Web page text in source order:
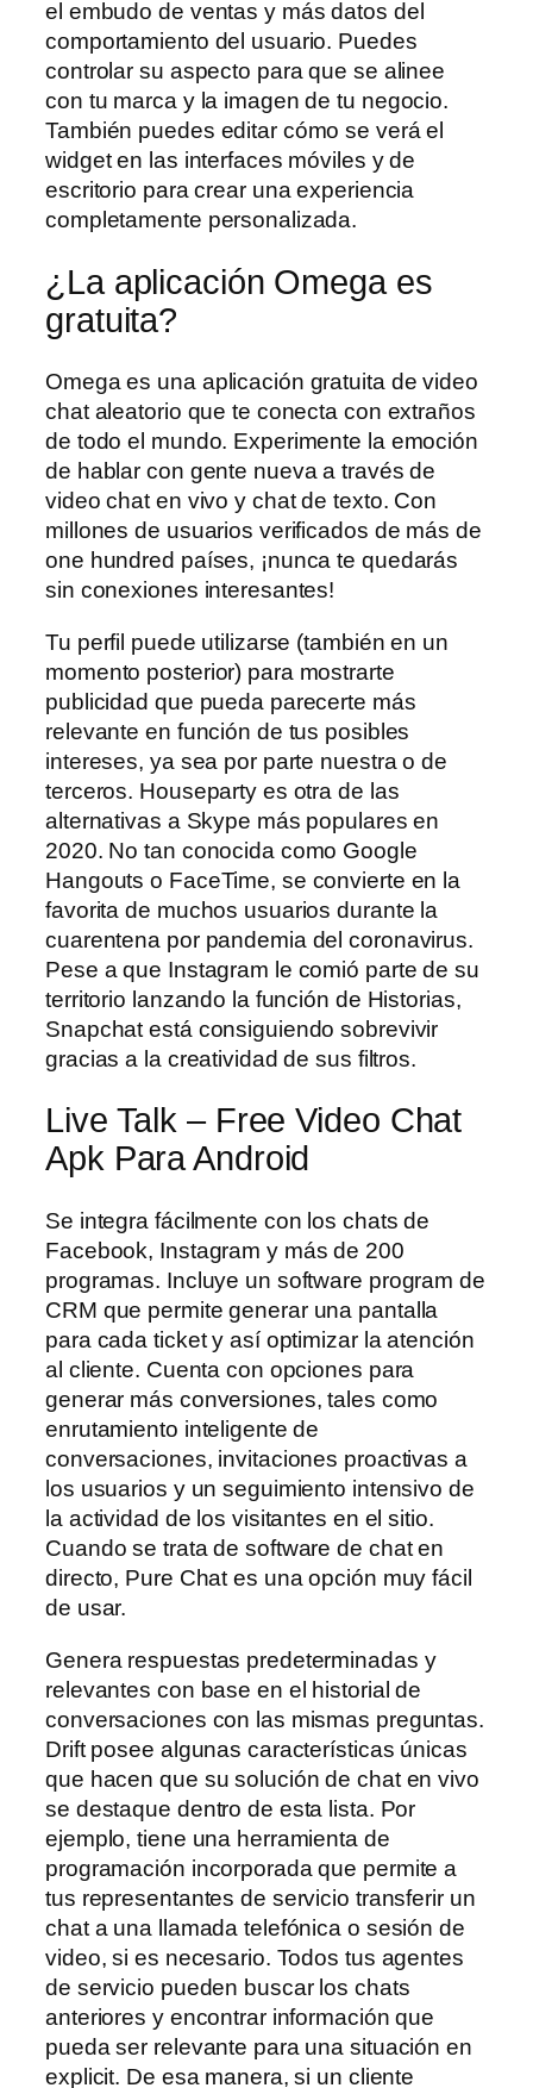
el embudo de ventas y más datos del
comportamiento del usuario. Puedes
controlar su aspecto para que se alinee
con tu marca y la imagen de tu negocio.
También puedes editar cómo se verá el
widget en las interfaces móviles y de
escritorio para crear una experiencia
completamente personalizada.
¿La aplicación Omega es
gratuita?
Omega es una aplicación gratuita de video
chat aleatorio que te conecta con extraños
de todo el mundo. Experimente la emoción
de hablar con gente nueva a través de
video chat en vivo y chat de texto. Con
millones de usuarios verificados de más de
one hundred países, ¡nunca te quedarás
sin conexiones interesantes!
Tu perfil puede utilizarse (también en un
momento posterior) para mostrarte
publicidad que pueda parecerte más
relevante en función de tus posibles
intereses, ya sea por parte nuestra o de
terceros. Houseparty es otra de las
alternativas a Skype más populares en
2020. No tan conocida como Google
Hangouts o FaceTime, se convierte en la
favorita de muchos usuarios durante la
cuarentena por pandemia del coronavirus.
Pese a que Instagram le comió parte de su
territorio lanzando la función de Historias,
Snapchat está consiguiendo sobrevivir
gracias a la creatividad de sus filtros.
Live Talk – Free Video Chat
Apk Para Android
Se integra fácilmente con los chats de
Facebook, Instagram y más de 200
programas. Incluye un software program de
CRM que permite generar una pantalla
para cada ticket y así optimizar la atención
al cliente. Cuenta con opciones para
generar más conversiones, tales como
enrutamiento inteligente de
conversaciones, invitaciones proactivas a
los usuarios y un seguimiento intensivo de
la actividad de los visitantes en el sitio.
Cuando se trata de software de chat en
directo, Pure Chat es una opción muy fácil
de usar.
Genera respuestas predeterminadas y
relevantes con base en el historial de
conversaciones con las mismas preguntas.
Drift posee algunas características únicas
que hacen que su solución de chat en vivo
se destaque dentro de esta lista. Por
ejemplo, tiene una herramienta de
programación incorporada que permite a
tus representantes de servicio transferir un
chat a una llamada telefónica o sesión de
video, si es necesario. Todos tus agentes
de servicio pueden buscar los chats
anteriores y encontrar información que
pueda ser relevante para una situación en
explicit. De esa manera, si un cliente